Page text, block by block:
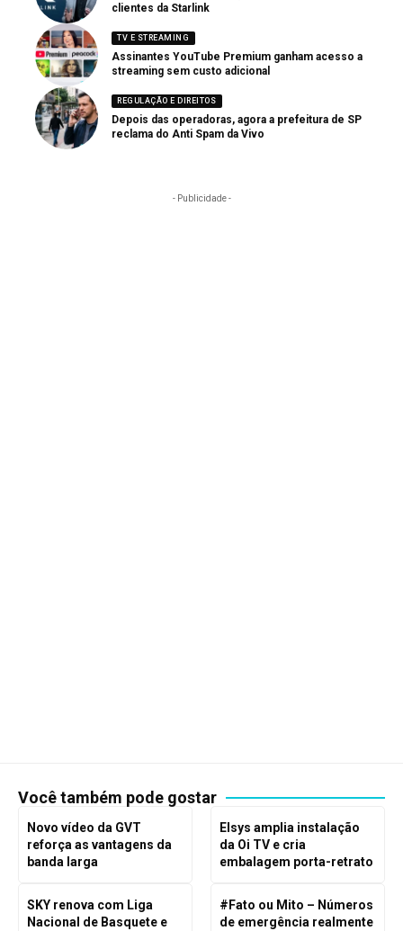
clientes da Starlink
TV E STREAMING
Assinantes YouTube Premium ganham acesso a
streaming sem custo adicional
REGULAÇÃO E DIREITOS
Depois das operadoras, agora a prefeitura de SP
reclama do Anti Spam da Vivo
- Publicidade -
Você também pode gostar
Novo vídeo da GVT
reforça as vantagens da
banda larga
Elsys amplia instalação
da Oi TV e cria
embalagem porta-retrato
SKY renova com Liga
Nacional de Basquete e
#Fato ou Mito – Números
de emergência realmente